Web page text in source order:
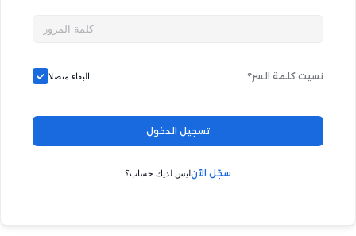
البقاء متصلا نسيت كلمة السر؟
تسجيل الدخول
ليس لديك حساب؟سجّل الآن